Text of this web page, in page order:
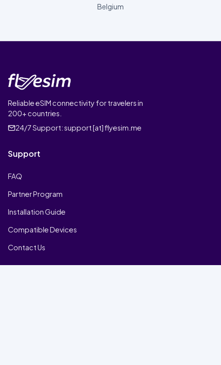
Belgium
Reliable eSIM connectivity for travelers in
200+ countries.
24/7 Support:support [at] flyesim.me
Support
FAQ
Partner Program
Installation Guide
Compatible Devices
Contact Us